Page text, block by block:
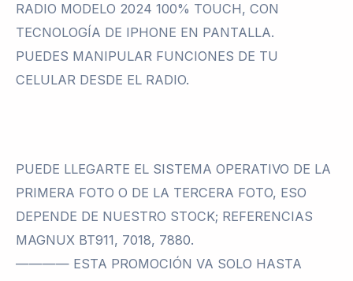
RADIO MODELO 2024 100% TOUCH, CON
TECNOLOGÍA DE IPHONE EN PANTALLA.
PUEDES MANIPULAR FUNCIONES DE TU
CELULAR DESDE EL RADIO.
PUEDE LLEGARTE EL SISTEMA OPERATIVO DE LA
PRIMERA FOTO O DE LA TERCERA FOTO, ESO
DEPENDE DE NUESTRO STOCK; REFERENCIAS
MAGNUX BT911, 7018, 7880.
———— ESTA PROMOCIÓN VA SOLO HASTA